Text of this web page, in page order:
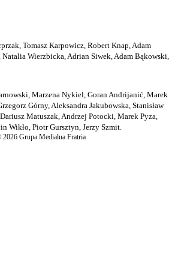
Tomasz Karpowicz, Robert Knap, Adam
Wierzbicka, Adrian Siwek, Adam Bąkowski,
Marzena Nykiel, Goran Andrijanić, Marek
Górny, Aleksandra Jakubowska, Stanisław
Matuszak, Andrzej Potocki, Marek Pyza,
Wikło, Piotr Gursztyn, Jerzy Szmit.
2026 Grupa Medialna Fratria